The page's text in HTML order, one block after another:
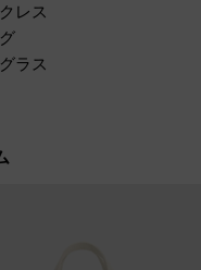
レス
ラス